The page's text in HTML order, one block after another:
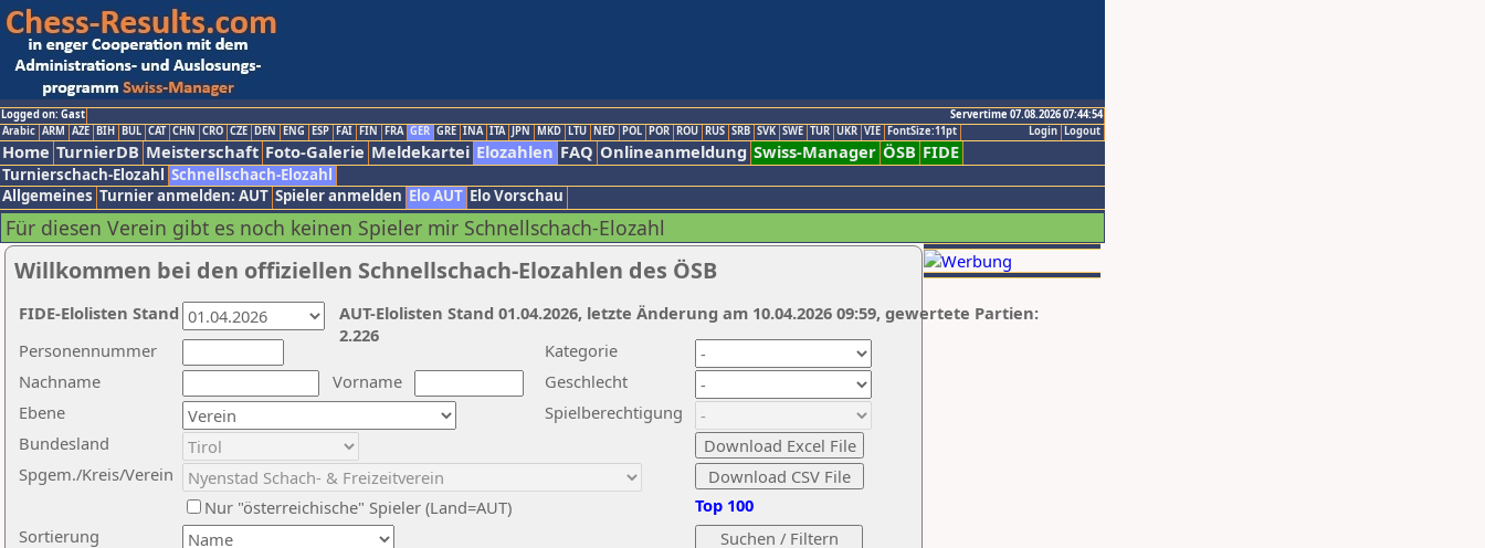
Logged on: Gast
Servertime 07.08.2026 07:44:54
Logout
Login
Arabic ARM AZE BIH BUL CAT CHN CRO CZE DEN ENG ESP FAI FIN FRA GER GRE INA ITA JPN MKD LTU NED POL POR ROU RUS SRB SVK SWE TUR UKR VIE FontSize:11pt
Home TurnierDB Meisterschaft Foto-Galerie Meldekartei Elozahlen FAQ Onlineanmeldung Swiss-Manager ÖSB FIDE
Turnierschach-Elozahl Schnellschach-Elozahl
Allgemeines Turnier anmelden: AUT Spieler anmelden Elo AUT Elo Vorschau
Für diesen Verein gibt es noch keinen Spieler mir Schnellschach-Elozahl
Willkommen bei den offiziellen Schnellschach-Elozahlen des ÖSB
Nachname
Vorname
Ebene
Kategorie
Sortierung
Personennummer
Bundesland
Spgem./Kreis/Verein
Geschlecht
Nur "österreichische" Spieler (Land=AUT)
Spielberechtigung
Top 100
AUT-Elolisten Stand 01.04.2026, letzte Änderung am 10.04.2026 09:59, gewertete Partien:
2.226
FIDE-Elolisten Stand